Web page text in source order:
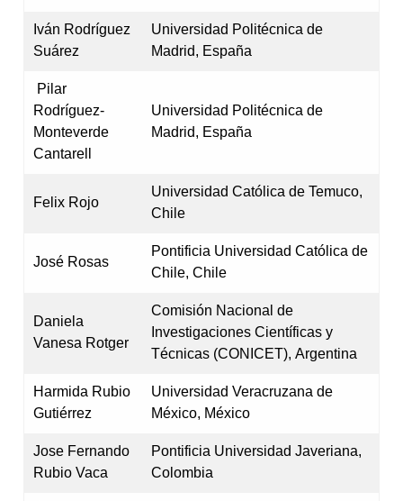
Iván Rodríguez
Suárez
Universidad Politécnica de
Madrid, España
Pilar
Rodríguez-
Monteverde
Cantarell
Universidad Politécnica de
Madrid, España
Felix Rojo
Universidad Católica de Temuco,
Chile
José Rosas
Pontificia Universidad Católica de
Chile, Chile
Daniela
Vanesa Rotger
Comisión Nacional de
Investigaciones Científicas y
Técnicas (CONICET), Argentina
Harmida Rubio
Gutiérrez
Universidad Veracruzana de
México, México
Jose Fernando
Rubio Vaca
Pontificia Universidad Javeriana,
Colombia